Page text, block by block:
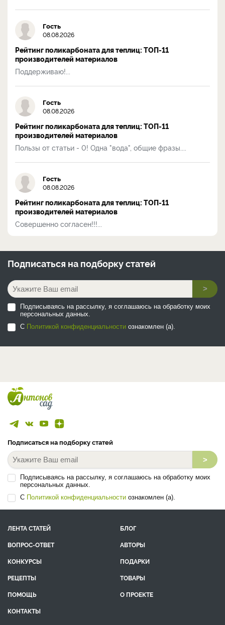
Гость
08.08.2026
Рейтинг поликарбоната для теплиц: ТОП-11
производителей материалов
Поддерживаю!...
Гость
08.08.2026
Рейтинг поликарбоната для теплиц: ТОП-11
производителей материалов
Пользы от статьи - 0! Одна "вода", общие фразы....
Гость
08.08.2026
Рейтинг поликарбоната для теплиц: ТОП-11
производителей материалов
Совершенно согласен!!!...
Подписаться на подборку статей
>
Подписываясь на рассылку, я соглашаюсь на обработку моих
персональных данных.
С Политикой конфиденциальности ознакомлен (а).
Подписаться на подборку статей
>
Подписываясь на рассылку, я соглашаюсь на обработку моих
персональных данных.
С Политикой конфиденциальности ознакомлен (а).
ЛЕНТА СТАТЕЙ
БЛОГ
ВОПРОС-ОТВЕТ
АВТОРЫ
КОНКУРСЫ
ПОДАРКИ
РЕЦЕПТЫ
ТОВАРЫ
ПОМОЩЬ
О ПРОЕКТЕ
КОНТАКТЫ